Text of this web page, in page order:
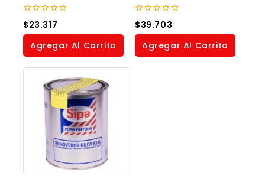
0
out
of
$23.317
Agregar Al Carrito
0
out
of
$39.703
Agregar Al Carrito